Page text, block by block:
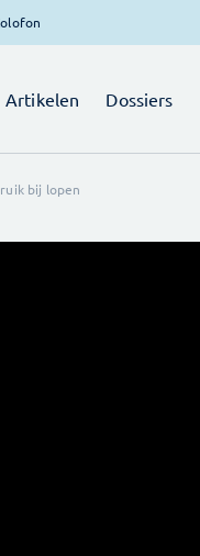
Artikelen Dossiers
bij lopen